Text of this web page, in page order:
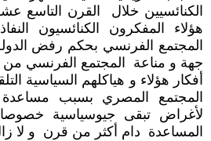
الكنائسيين خلال القرن التاسع
هؤلاء المفكرون الكنائسيون
المجتمع الفرنسي بحكم رفض
جهة و مناعة المجتمع الفرنسي
أفكار هؤلاء و هياكلهم السياسية
المجتمع المصري بسبب مساعدة
لأغراض تبقى جيوسياسية
المساعدة دام أكثر من قرن و لا